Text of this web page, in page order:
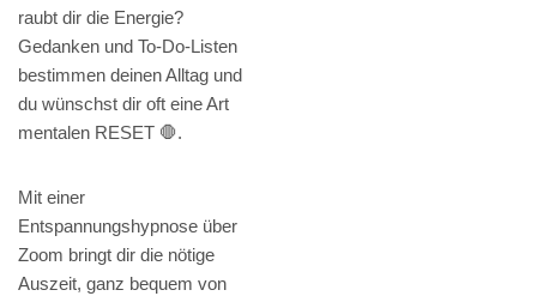
raubt dir die Energie?
Gedanken und To-Do-Listen
bestimmen deinen Alltag und
du wünschst dir oft eine Art
mentalen RESET 🛑.
Mit einer
Entspannungshypnose über
Zoom bringt dir die nötige
Auszeit, ganz bequem von